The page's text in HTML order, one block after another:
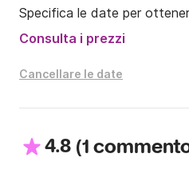
Specifica le date per
Consulta i prezzi
Cancellare le date
4.8 (1